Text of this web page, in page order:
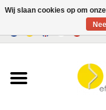
Wij slaan cookies op om
Nee